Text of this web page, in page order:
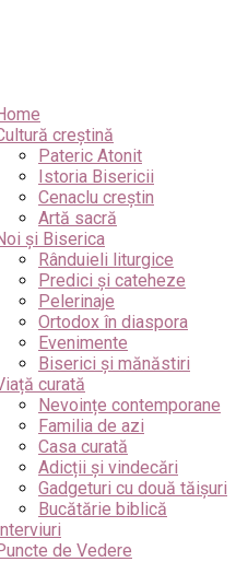
creștină
Pateric Atonit
Istoria Bisericii
Cenaclu creștin
Artă sacră
și Biserica
Rânduieli liturgice
Predici și cateheze
Pelerinaje
Ortodox în diaspora
Evenimente
Biserici și mănăstiri
curată
Nevoințe contemporane
Familia de azi
Casa curată
Adicții și vindecări
Gadgeturi cu două tăișuri
Bucătărie biblică
de Vedere